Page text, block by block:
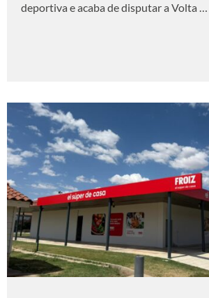
deportiva e acaba de disputar a Volta …